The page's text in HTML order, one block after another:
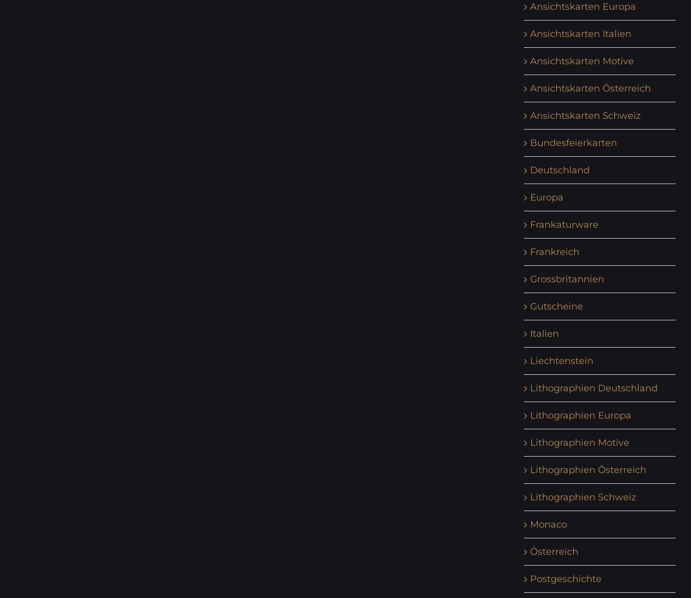
Ansichtskarten Europa
Ansichtskarten Italien
Ansichtskarten Motive
Ansichtskarten Österreich
Ansichtskarten Schweiz
Bundesfeierkarten
Deutschland
Europa
Frankaturware
Frankreich
Grossbritannien
Gutscheine
Italien
Liechtenstein
Lithographien Deutschland
Lithographien Europa
Lithographien Motive
Lithographien Österreich
Lithographien Schweiz
Monaco
Österreich
Postgeschichte